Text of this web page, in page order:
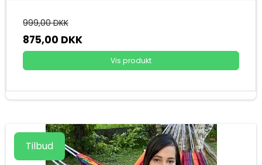
999,00 DKK
875,00 DKK
Vis produkt
Tilbud